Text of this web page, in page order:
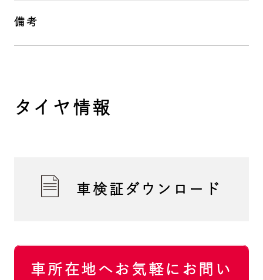
備考
タイヤ情報
車検証ダウンロード
車所在地へお気軽にお問い